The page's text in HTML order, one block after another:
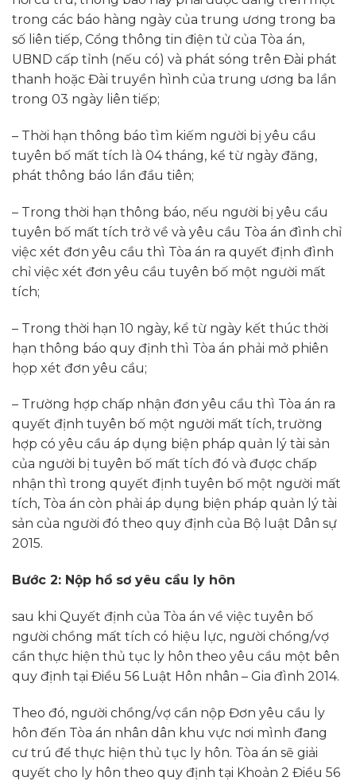
trong các báo hàng ngày của trung ương trong ba
số liên tiếp, Cổng thông tin điện tử của Tòa án,
UBND cấp tỉnh (nếu có) và phát sóng trên Đài phát
thanh hoặc Đài truyền hình của trung ương ba lần
trong 03 ngày liên tiếp;
– Thời hạn thông báo tìm kiếm người bị yêu cầu
tuyên bố mất tích là 04 tháng, kể từ ngày đăng,
phát thông báo lần đầu tiên;
– Trong thời hạn thông báo, nếu người bị yêu cầu
tuyên bố mất tích trở về và yêu cầu Tòa án đình chỉ
việc xét đơn yêu cầu thì Tòa án ra quyết định đình
chỉ việc xét đơn yêu cầu tuyên bố một người mất
tích;
– Trong thời hạn 10 ngày, kể từ ngày kết thúc thời
hạn thông báo quy định thì Tòa án phải mở phiên
họp xét đơn yêu cầu;
– Trường hợp chấp nhận đơn yêu cầu thì Tòa án ra
quyết định tuyên bố một người mất tích, trường
hợp có yêu cầu áp dụng biện pháp quản lý tài sản
của người bị tuyên bố mất tích đó và được chấp
nhận thì trong quyết định tuyên bố một người mất
tích, Tòa án còn phải áp dụng biện pháp quản lý tài
sản của người đó theo quy định của Bộ luật Dân sự
2015.
Bước 2: Nộp hồ sơ yêu cầu ly hôn
sau khi Quyết định của Tòa án về việc tuyên bố
người chồng mất tích có hiệu lực, người chồng/vợ
cần thực hiện thủ tục ly hôn theo yêu cầu một bên
quy định tại Điều 56 Luật Hôn nhân – Gia đình 2014.
Theo đó, người chồng/vợ cần nộp Đơn yêu cầu ly
hôn đến Tòa án nhân dân khu vực nơi mình đang
cư trú để thực hiện thủ tục ly hôn. Tòa án sẽ giải
quyết cho ly hôn theo quy định tại Khoản 2 Điều 56